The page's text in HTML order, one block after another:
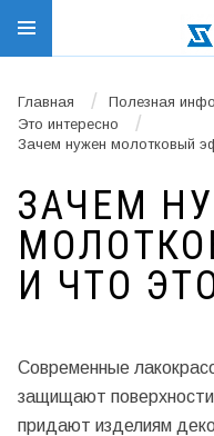
Главная / Полезная
Это интересно /
Зачем нужен молотковый
ЗАЧЕМ
И ЧТО
Современные
защищают
придают изделиям